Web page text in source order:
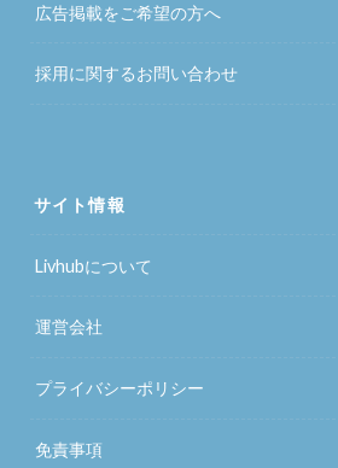
広告掲載をご希望の方へ
採用に関するお問い合わせ
サイト情報
Livhubについて
運営会社
プライバシーポリシー
免責事項